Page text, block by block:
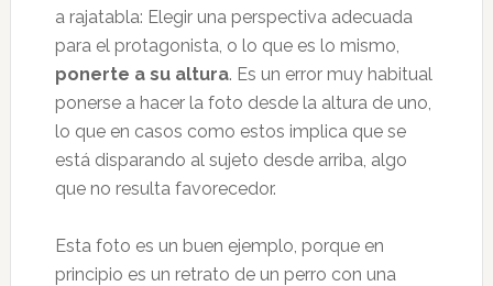
a rajatabla: Elegir una perspectiva adecuada
para el protagonista, o lo que es lo mismo,
ponerte a su altura. Es un error muy habitual
ponerse a hacer la foto desde la altura de uno,
lo que en casos como estos implica que se
está disparando al sujeto desde arriba, algo
que no resulta favorecedor.
Esta foto es un buen ejemplo, porque en
principio es un retrato de un perro con una